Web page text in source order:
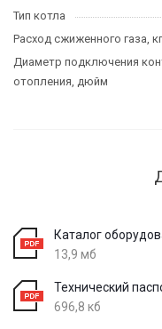
Тип котла
Расход сжиженного газа,
Диаметр подключения
отопления, дюйм
Каталог
13,9 мб
Технический
696,8 кб